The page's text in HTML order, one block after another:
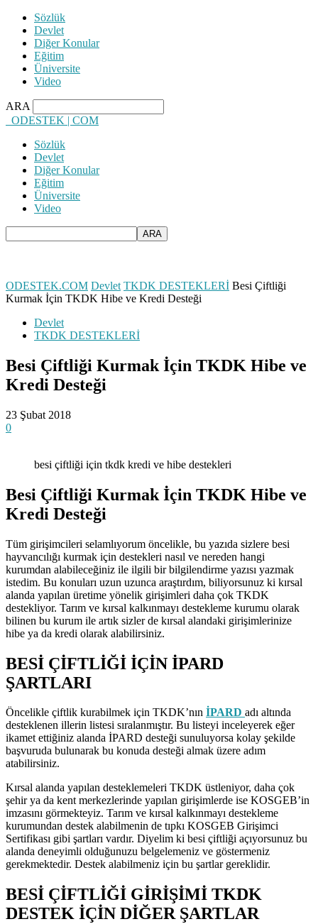
Sözlük
Devlet
Diğer Konular
Eğitim
Üniversite
Video
ARA
ODESTEK | COM
Sözlük
Devlet
Diğer Konular
Eğitim
Üniversite
Video
ODESTEK.COM Devlet TKDK DESTEKLERİ Besi Çiftliği
Kurmak İçin TKDK Hibe ve Kredi Desteği
Devlet
TKDK DESTEKLERİ
Besi Çiftliği Kurmak İçin TKDK Hibe ve
Kredi Desteği
23 Şubat 2018
0
besi çiftliği için tkdk kredi ve hibe destekleri
Besi Çiftliği Kurmak İçin TKDK Hibe ve
Kredi Desteği
Tüm girişimcileri selamlıyorum öncelikle, bu yazıda sizlere besi
hayvancılığı kurmak için destekleri nasıl ve nereden hangi
kurumdan alabileceğiniz ile ilgili bir bilgilendirme yazısı yazmak
istedim. Bu konuları uzun uzunca araştırdım, biliyorsunuz ki kırsal
alanda yapılan üretime yönelik girişimleri daha çok TKDK
destekliyor. Tarım ve kırsal kalkınmayı destekleme kurumu olarak
bilinen bu kurum ile artık sizler de kırsal alandaki girişimlerinize
hibe ya da kredi olarak alabilirsiniz.
BESİ ÇİFTLİĞİ İÇİN İPARD
ŞARTLARI
Öncelikle çiftlik kurabilmek için TKDK’nın İPARD adı altında
desteklenen illerin listesi sıralanmıştır. Bu listeyi inceleyerek eğer
ikamet ettiğiniz alanda İPARD desteği sunuluyorsa kolay şekilde
başvuruda bulunarak bu konuda desteği almak üzere adım
atabilirsiniz.
Kırsal alanda yapılan desteklemeleri TKDK üstleniyor, daha çok
şehir ya da kent merkezlerinde yapılan girişimlerde ise KOSGEB’in
imzasını görmekteyiz. Tarım ve kırsal kalkınmayı destekleme
kurumundan destek alabilmenin de tıpkı KOSGEB Girişimci
Sertifikası gibi şartları vardır. Diyelim ki besi çiftliği açıyorsunuz bu
alanda deneyimli olduğunuzu belgelemeniz ve göstermeniz
gerekmektedir. Destek alabilmeniz için bu şartlar gereklidir.
BESİ ÇİFTLİĞİ GİRİŞİMİ TKDK
DESTEK İÇİN DİĞER ŞARTLAR